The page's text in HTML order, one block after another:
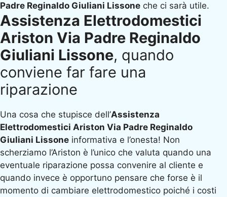
Padre Reginaldo Giuliani Lissone che ci sarà utile.
Assistenza Elettrodomestici
Ariston Via Padre Reginaldo
Giuliani Lissone, quando
conviene far fare una
riparazione
Una cosa che stupisce dell’Assistenza
Elettrodomestici Ariston Via Padre Reginaldo
Giuliani Lissone informativa e l’onesta! Non
scherziamo l’Ariston è l’unico che valuta quando una
eventuale riparazione possa convenire al cliente e
quando invece è opportuno pensare che forse è il
momento di cambiare elettrodomestico poiché i costi